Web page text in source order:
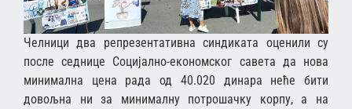
Челници два репрезентативна синдиката оценили су
после седнице Социјално-економског савета да нова
минимална цена рада од 40.020 динара неће бити
довољна ни за минималну потрошачку корпу, а на